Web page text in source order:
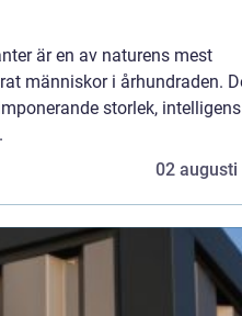
är en av naturens mest
människor i århundraden.
storlek,
02 augusti